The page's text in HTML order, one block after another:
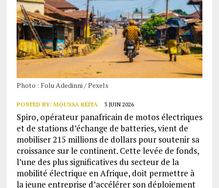
Photo : Folu Adedinni / Pexels
POSTED BY: MOUSSA KÉITA 3 JUIN 2026
Spiro, opérateur panafricain de motos électriques
et de stations d’échange de batteries, vient de
mobiliser 215 millions de dollars pour soutenir sa
croissance sur le continent. Cette levée de fonds,
l’une des plus significatives du secteur de la
mobilité électrique en Afrique, doit permettre à
la jeune entreprise d’accélérer son déploiement